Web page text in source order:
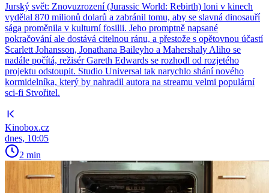
Jurský svět: Znovuzrození (Jurassic World: Rebirth) loni v kinech
vydělal 870 milionů dolarů a zabránil tomu, aby se slavná dinosauří
sága proměnila v kulturní fosilii. Jeho promptně napsané
pokračování ale dostává citelnou ránu, a přestože s opětovnou účastí
Scarlett Johansson, Jonathana Baileyho a Mahershaly Aliho se
nadále počítá, režisér Gareth Edwards se rozhodl od rozjetého
projektu odstoupit. Studio Universal tak narychlo shání nového
kormidelníka, který by nahradil autora na streamu velmi populární
sci-fi Stvořitel.
Kinobox.cz
dnes, 10:05
2 min